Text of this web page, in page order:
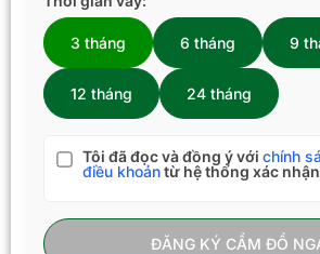
3 tháng 6 tháng 9
12 tháng 24 tháng
Tôi đã đọc và đồng ý với chính
điều khoảntừ hệ thống xác
ĐĂNG KÝ CẦM ĐỒ